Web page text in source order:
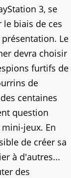
3, se
biais de ces
Le
devra choisir
furtifs de
de
centaines
question
jeux. En
de créer sa
à d'autres...
des